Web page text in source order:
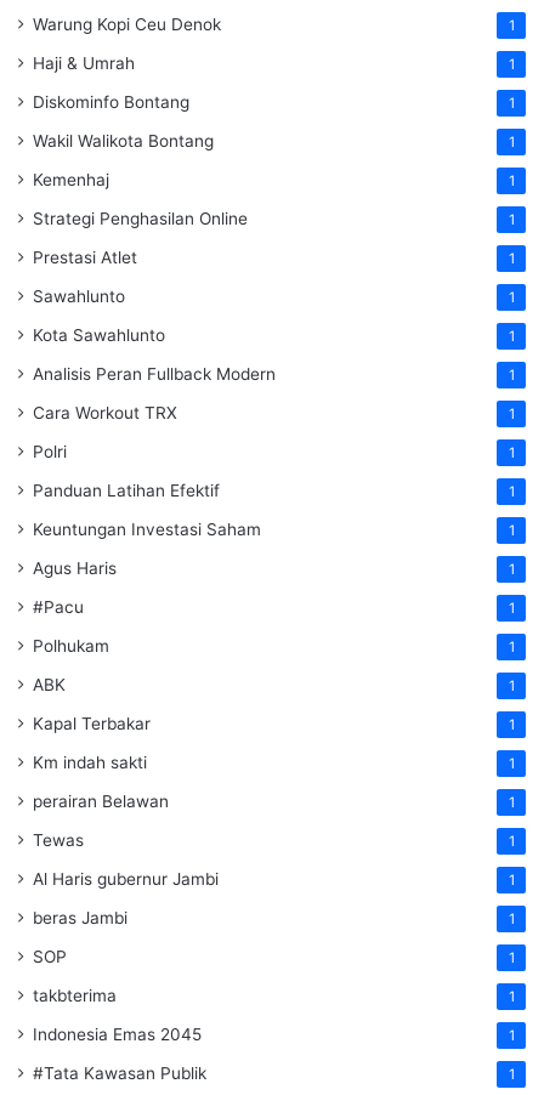
Warung Kopi Ceu Denok 1
Haji & Umrah 1
Diskominfo Bontang 1
Wakil Walikota Bontang 1
Kemenhaj 1
Strategi Penghasilan Online 1
Prestasi Atlet 1
Sawahlunto 1
Kota Sawahlunto 1
Analisis Peran Fullback Modern 1
Cara Workout TRX 1
Polri 1
Panduan Latihan Efektif 1
Keuntungan Investasi Saham 1
Agus Haris 1
#Pacu 1
Polhukam 1
ABK 1
Kapal Terbakar 1
Km indah sakti 1
perairan Belawan 1
Tewas 1
Al Haris gubernur Jambi 1
beras Jambi 1
SOP 1
takbterima 1
Indonesia Emas 2045 1
#Tata Kawasan Publik 1